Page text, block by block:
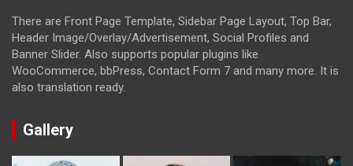
There are Front Page Template, Sidebar Page Layout, Top Bar,
Header Image/Overlay/Advertisement, Social Profiles and
Banner Slider. Also supports popular plugins like
WooCommerce, bbPress, Contact Form 7 and many more. It is
also translation ready.
Gallery